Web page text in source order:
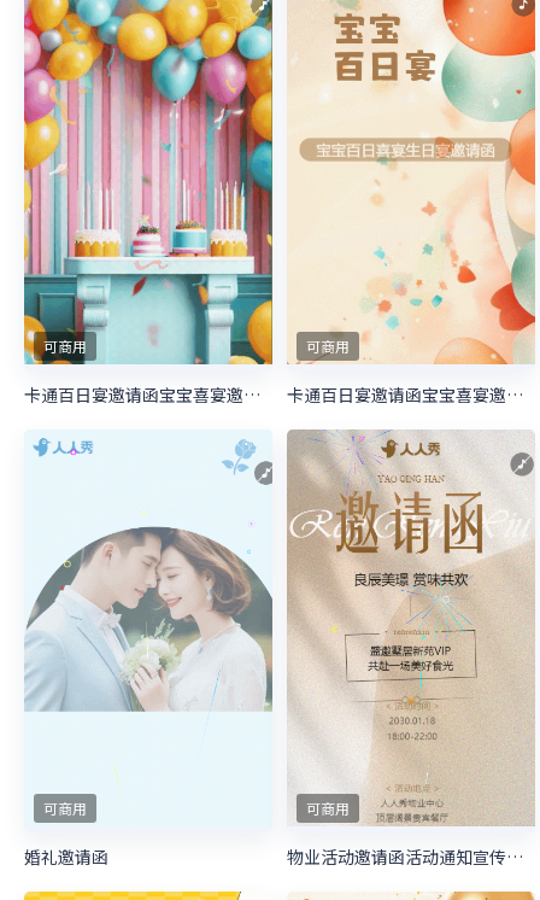
可商用
卡通百日宴邀请函宝宝喜宴邀请函生日邀请函
可商用
卡通百日宴邀请函宝宝喜宴邀请函生日邀请函
可商用
婚礼邀请函
可商用
物业活动邀请函活动通知宣传邀请函